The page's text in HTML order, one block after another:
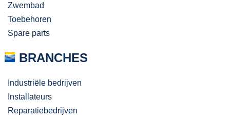
Zwembad
Toebehoren
Spare parts
BRANCHES
Industriële bedrijven
Installateurs
Reparatiebedrijven